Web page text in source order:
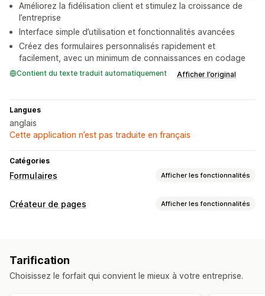
Améliorez la fidélisation client et stimulez la croissance de
l’entreprise
Interface simple d’utilisation et fonctionnalités avancées
Créez des formulaires personnalisés rapidement et
facilement, avec un minimum de connaissances en codage
Contient du texte traduit automatiquement Afficher l’original
Langues
anglais
Cette application n’est pas traduite en français
Catégories
Formulaires Afficher les fonctionnalités
Types de formulaires
Personnalisation
Éditeur avec fonction de glisser-déposer
Créateur de pages Afficher les fonctionnalités
Formulaires
Page d’avis
Tarification
Choisissez le forfait qui convient le mieux à votre entreprise.